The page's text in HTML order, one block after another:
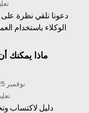
دعونا نلقي نظرة
الوكلاء باستخدام
ماذا يمكنك
20 نوفمبر 2025
دليل لاكتساب